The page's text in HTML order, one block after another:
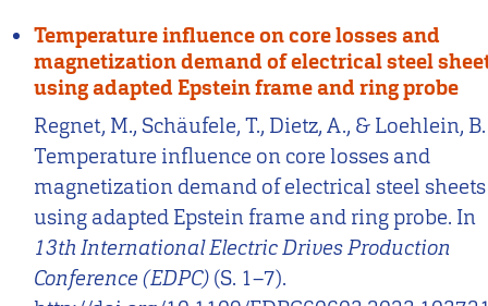
Temperature influence on core losses and
magnetization demand of electrical steel
using adapted Epstein frame and ring probe
Regnet, M., Schäufele, T., Dietz, A., & Loehlein, B.
Temperature influence on core losses and
magnetization demand of electrical steel sheets
using adapted Epstein frame and ring probe. In
13th International Electric Drives Production
Conference (EDPC) (S. 1–7).